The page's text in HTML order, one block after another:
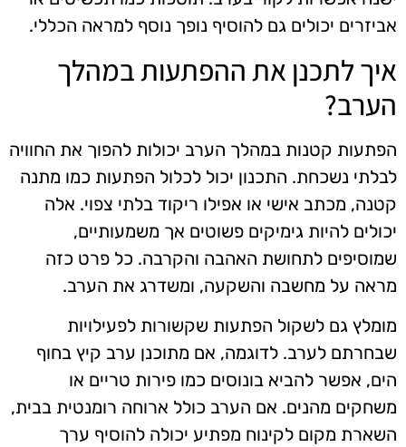
אביזרים יכולים גם להוסיף נופך נוסף למראה הכללי.
איך לתכנן את ההפתעות במהלך
הערב?
הפתעות קטנות במהלך הערב יכולות להפוך את החוויה
לבלתי נשכחת. התכנון יכול לכלול הפתעות כמו מתנה
קטנה, מכתב אישי או אפילו ריקוד בלתי צפוי. אלה
יכולים להיות גימיקים פשוטים אך משמעותיים,
שמוסיפים לתחושת האהבה והקרבה. כל פרט כזה
מראה על מחשבה והשקעה, ומשדרג את הערב.
מומלץ גם לשקול הפתעות שקשורות לפעילויות
שבחרתם לערב. לדוגמה, אם מתוכנן ערב קיץ בחוף
הים, אפשר להביא בונוסים כמו פירות טריים או
משחקים מהנים. אם הערב כולל ארוחה רומנטית בבית,
השארת מקום לקינוח מפתיע יכולה להוסיף ערך